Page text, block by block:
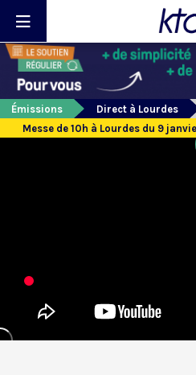
Émissions
Direct à Lourdes
Messe de 10h à Lourdes du 9